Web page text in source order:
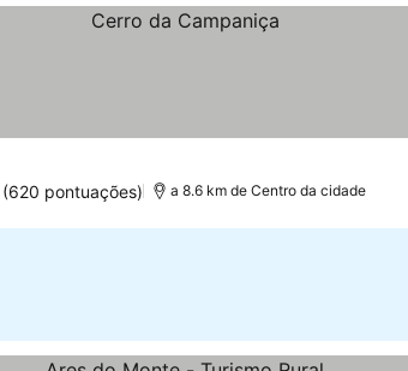
(620 pontuações) a 8.6 km de Centro da cidade